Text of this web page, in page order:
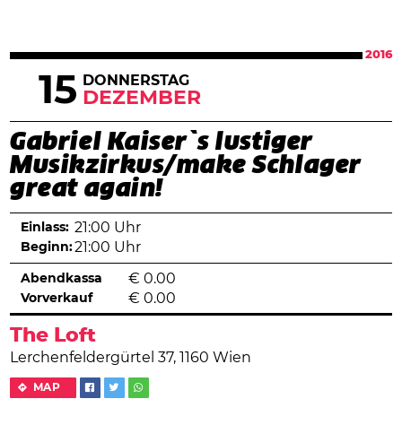
2016
15 DONNERSTAG
DEZEMBER
Gabriel Kaiser`s lustiger
Musikzirkus/make Schlager
great again!
The Loft
Lerchenfeldergürtel 37, 1160 Wien
MAP
Einlass: 21:00 Uhr
Beginn:21:00 Uhr
Abendkassa € 0.00
Vorverkauf € 0.00